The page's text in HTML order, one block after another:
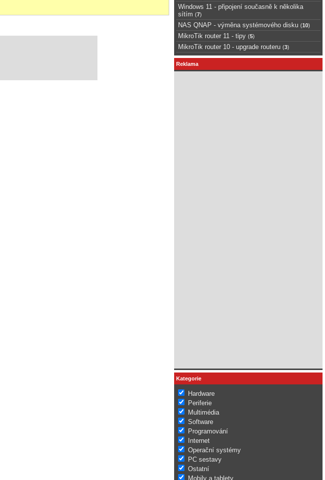
Windows 11 - připojení současně k několika
sítím (7)
NAS QNAP - výměna systémového disku (10)
MikroTik router 11 - tipy (5)
MikroTik router 10 - upgrade routeru (3)
Reklama
Kategorie
Hardware
Periferie
Multimédia
Software
Programování
Internet
Operační systémy
PC sestavy
Ostatní
Mobily a tablety